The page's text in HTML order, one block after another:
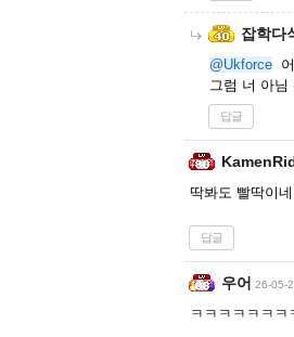
잡학다
@Ukforce
그럼 너 아님
답글
딱봐도 빨딱이네
답글
우어 26-05-
ㅋㅋㅋㅋㅋㅋㅋ